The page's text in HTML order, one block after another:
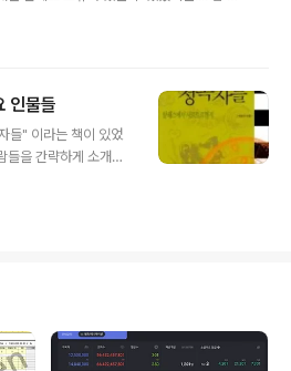
, 제나라인지에 그 당시의 대석학(국립 대
노장사상의 발전으로 볼 때, 노자라는 사람
에 의해 편집이 된 듯하다. 1900년대 초에
줄로 엮어 둘둘 말아놓은 책)본이 발견
인물들
들" 이라는 책이 있었
들을 간략하게 소개한
보는데는 도움이 될
만물의 근원은 물이
이다 - 피타고라스 전
토스 물은 흘러도 물이
불 공기 흙이다 - 엠페